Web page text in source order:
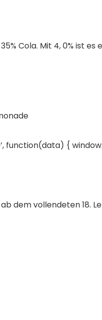
Cola. Mit 4, 0% ist
function(data) {
dem vollendeten 18.